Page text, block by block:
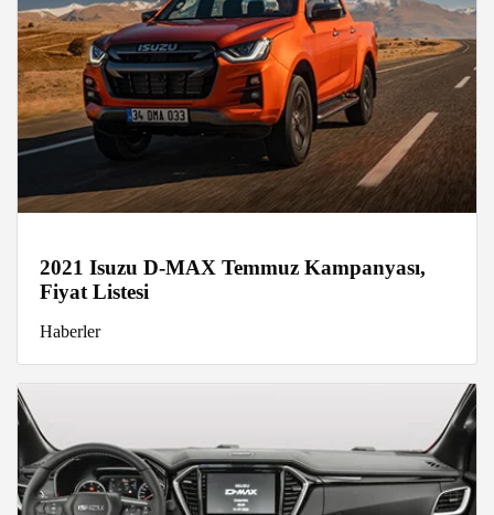
2021 Isuzu D-MAX Temmuz Kampanyası,
Fiyat Listesi
Haberler